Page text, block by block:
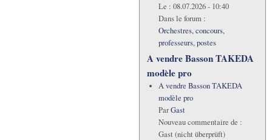
Le : 08.07.2026 - 10:40
Dans le forum :
Orchestres, concours,
professeurs, postes
A vendre Basson TAKEDA
modèle pro
A vendre Basson TAKEDA
modèle pro
ParGast
Nouveau commentaire de :
Gast (nicht überprüft)